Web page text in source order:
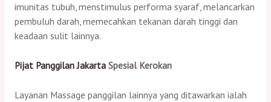
imunitas tubuh, menstimulus performa syaraf, melancarkan
pembuluh darah, memecahkan tekanan darah tinggi dan
keadaan sulit lainnya.
Pijat Panggilan JakartaSpesial Kerokan
Layanan Massage panggilan lainnya yang ditawarkan ialah